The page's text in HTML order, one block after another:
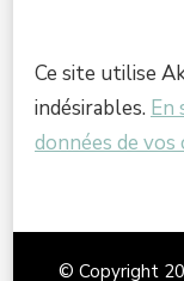
Ce site utilise
indésirables. En
données de
© Copyright